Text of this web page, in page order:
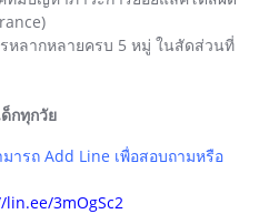
หลากหลายครบ 5 หมู่ ในสัดส่วนที่
กทุกวัย
รถ Add Line เพื่อสอบถามหรือ
3mOgSc2